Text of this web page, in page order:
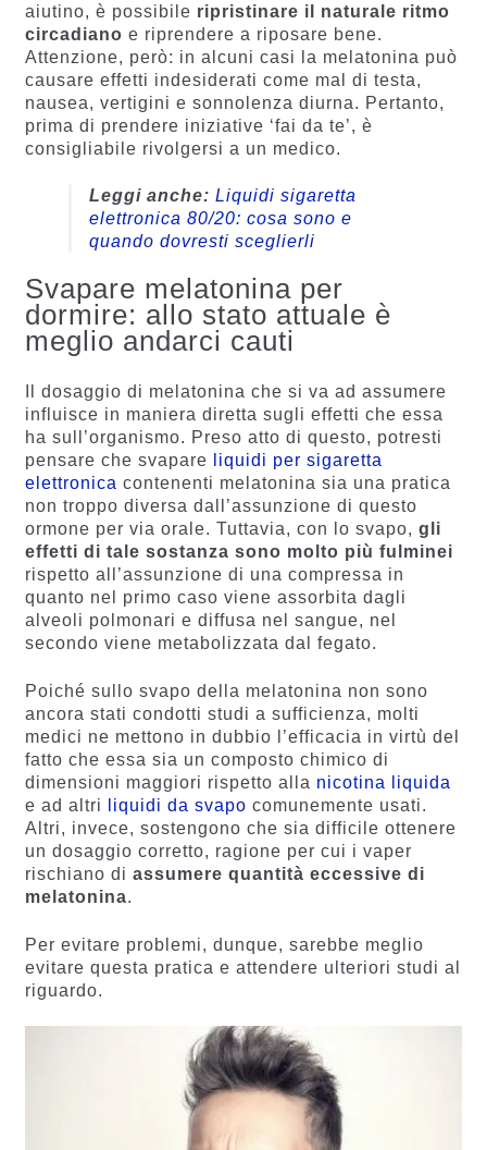
aiutino, è possibile ripristinare il naturale ritmo
circadiano e riprendere a riposare bene.
Attenzione, però: in alcuni casi la melatonina può
causare effetti indesiderati come mal di testa,
nausea, vertigini e sonnolenza diurna. Pertanto,
prima di prendere iniziative ‘fai da te’, è
consigliabile rivolgersi a un medico.
Leggi anche: Liquidi sigaretta
elettronica 80/20: cosa sono e
quando dovresti sceglierli
Svapare melatonina per
dormire: allo stato attuale è
meglio andarci cauti
Il dosaggio di melatonina che si va ad assumere
influisce in maniera diretta sugli effetti che essa
ha sull’organismo. Preso atto di questo, potresti
pensare che svapare
liquidi per sigaretta
elettronica contenenti melatonina sia una pratica
non troppo diversa dall’assunzione di questo
ormone per via orale. Tuttavia, con lo svapo, gli
effetti di tale sostanza sono molto più fulminei
rispetto all’assunzione di una compressa in
quanto nel primo caso viene assorbita dagli
alveoli polmonari e diffusa nel sangue, nel
secondo viene metabolizzata dal fegato.
Poiché sullo svapo della melatonina non sono
ancora stati condotti studi a sufficienza, molti
medici ne mettono in dubbio l’efficacia in virtù del
fatto che essa sia un composto chimico di
dimensioni maggiori rispetto alla nicotina liquida
e ad altri
liquidi da svapo comunemente usati.
Altri, invece, sostengono che sia difficile ottenere
un dosaggio corretto, ragione per cui i vaper
rischiano di assumere quantità eccessive di
melatonina.
Per evitare problemi, dunque, sarebbe meglio
evitare questa pratica e attendere ulteriori studi al
riguardo.